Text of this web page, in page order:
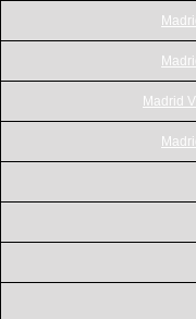
Madrid